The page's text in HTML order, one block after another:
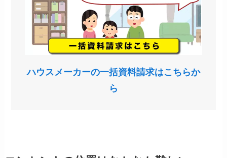
ハウスメーカーの一括資料請求はこちらか
ら